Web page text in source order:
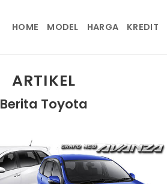
HOME MODEL HARGA KREDIT
ARTIKEL
Berita Toyota